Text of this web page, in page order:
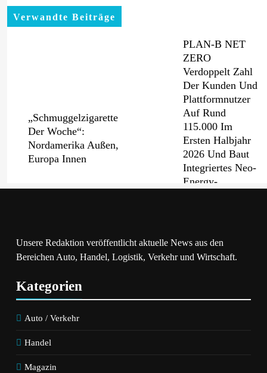
Verwandte Beiträge
„Schmuggelzigarette
Der Woche“:
Nordamerika Außen,
Europa Innen
PLAN-B NET
ZERO
Verdoppelt Zahl
Der Kunden Und
Plattformnutzer
Auf Rund
115.000 Im
Ersten Halbjahr
2026 Und Baut
Integriertes Neo-
Energy-
Lidl Deutschland
Tour: Discounter
Zum Event Für
Motivator Für
Ein Jahrzehnt
Jenseits Aller
Unsere Redaktion veröffentlicht aktuelle News aus den
Bereichen Auto, Handel, Logistik, Verkehr und Wirtschaft.
Kategorien
Auto / Verkehr
Handel
Magazin